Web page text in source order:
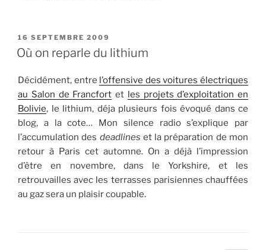
PUBLIÉ
LE
16 SEPTEMBRE 2009
Où on reparle du lithium
Décidément, entre l’offensive des voitures électriques
au Salon de Francfort et les projets d’exploitation en
Bolivie, le lithium, déja plusieurs fois évoqué dans ce
blog, a la cote… Mon silence radio s’explique par
l’accumulation des deadlines et la préparation de mon
retour à Paris cet automne. On a déjà l’impression
d’être en novembre, dans le Yorkshire, et les
retrouvailles avec les terrasses parisiennes chauffées
au gaz sera un plaisir coupable.